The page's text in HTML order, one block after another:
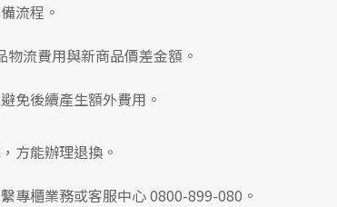
流程。
物流費用與新商品價差金額 。
免後續產生額外費用。
方能辦理退換。
專櫃業務或客服中心 0800-899-080 。